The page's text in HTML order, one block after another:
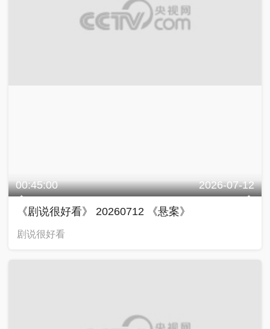
00:45:00 2026-07-12
《剧说很好看》 20260712 《悬案》
剧说很好看